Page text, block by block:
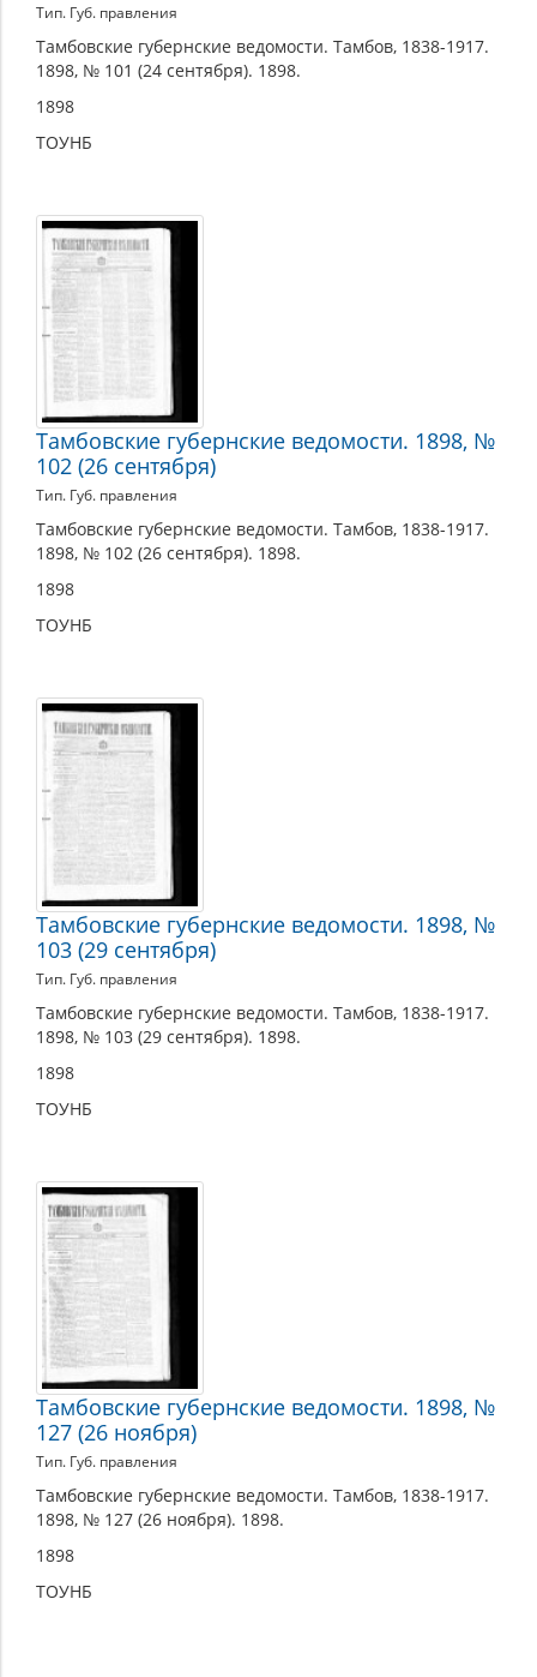
Тип. Губ. правления
Тамбовские губернские ведомости. Тамбов, 1838-1917.
1898, № 101 (24 сентября). 1898.
1898
ТОУНБ
Тамбовские губернские ведомости. 1898, №
102 (26 сентября)
Тип. Губ. правления
Тамбовские губернские ведомости. Тамбов, 1838-1917.
1898, № 102 (26 сентября). 1898.
1898
ТОУНБ
Тамбовские губернские ведомости. 1898, №
103 (29 сентября)
Тип. Губ. правления
Тамбовские губернские ведомости. Тамбов, 1838-1917.
1898, № 103 (29 сентября). 1898.
1898
ТОУНБ
Тамбовские губернские ведомости. 1898, №
127 (26 ноября)
Тип. Губ. правления
Тамбовские губернские ведомости. Тамбов, 1838-1917.
1898, № 127 (26 ноября). 1898.
1898
ТОУНБ